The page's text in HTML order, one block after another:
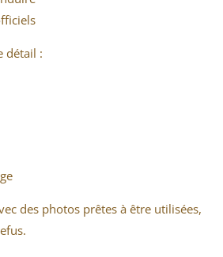
détail :
des photos prêtes à être utilisées,